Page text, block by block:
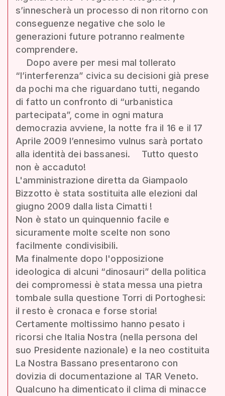
s’innescherà un processo di non ritorno con
conseguenze negative che solo le
generazioni future potranno realmente
comprendere.
Dopo avere per mesi mal tollerato
“l’interferenza” civica su decisioni già prese
da pochi ma che riguardano tutti, negando
di fatto un confronto di “urbanistica
partecipata”, come in ogni matura
democrazia avviene, la notte fra il 16 e il 17
Aprile 2009 l’ennesimo vulnus sarà portato
alla identità dei bassanesi. Tutto questo
non è accaduto!
L'amministrazione diretta da Giampaolo
Bizzotto è stata sostituita alle elezioni dal
giugno 2009 dalla lista Cimatti !
Non è stato un quinquennio facile e
sicuramente molte scelte non sono
facilmente condivisibili.
Ma finalmente dopo l'opposizione
ideologica di alcuni “dinosauri” della politica
dei compromessi è stata messa una pietra
tombale sulla questione Torri di Portoghesi:
il resto è cronaca e forse storia!
Certamente moltissimo hanno pesato i
ricorsi che Italia Nostra (nella persona del
suo Presidente nazionale) e la neo costituita
La Nostra Bassano presentarono con
dovizia di documentazione al TAR Veneto.
Qualcuno ha dimenticato il clima di minacce